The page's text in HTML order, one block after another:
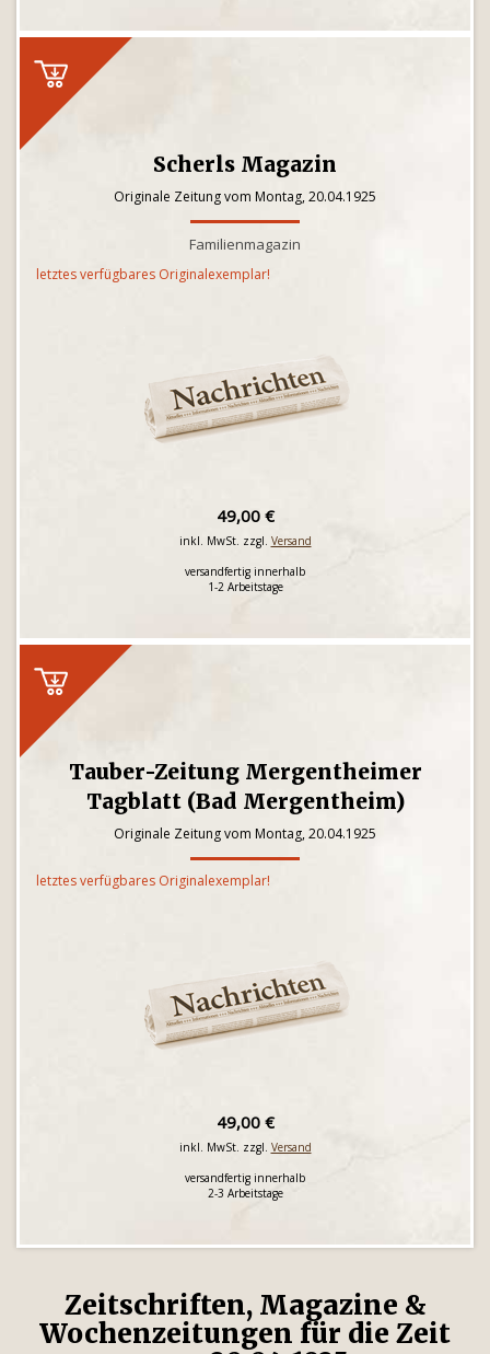
Scherls Magazin
Originale Zeitung vom Montag, 20.04.1925
Familienmagazin
letztes verfügbares Originalexemplar!
49,00 €
inkl. MwSt. zzgl. Versand
versandfertig innerhalb
1-2 Arbeitstage
Tauber-Zeitung Mergentheimer
Tagblatt (Bad Mergentheim)
Originale Zeitung vom Montag, 20.04.1925
letztes verfügbares Originalexemplar!
49,00 €
inkl. MwSt. zzgl. Versand
versandfertig innerhalb
2-3 Arbeitstage
Zeitschriften, Magazine &
Wochenzeitungen für die Zeit